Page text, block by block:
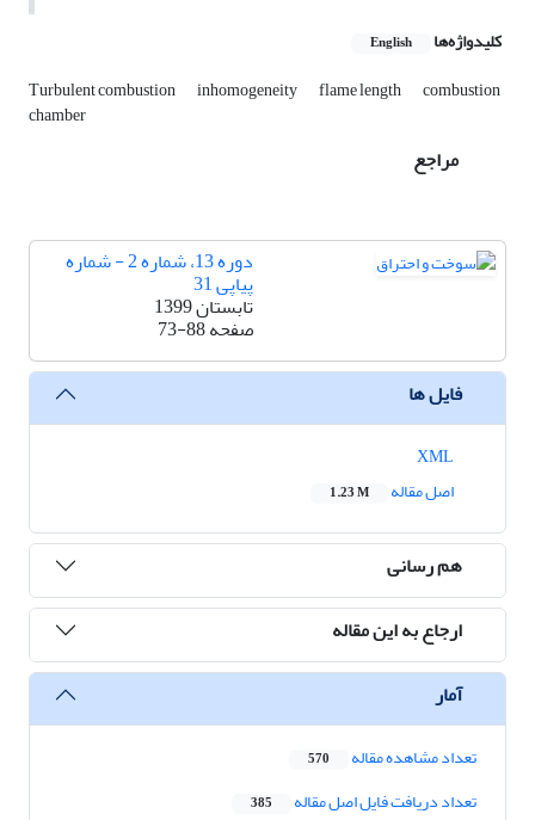
کلیدواژه‌ها English
Turbulent combustion inhomogeneity flame length combustion
chamber
مراجع
دوره 13، شماره 2 - شماره
پیاپی 31
تابستان 1399
صفحه73-88
فایل ها
اصل مقاله
1.23 M
هم رسانی
ارجاع به این مقاله
آمار
تعداد مشاهده مقاله 570
تعداد دریافت فایل اصل مقاله 385